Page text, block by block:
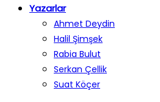
Yazarlar
Ahmet Deydin
Halil Şimşek
Rabia Bulut
Serkan Çellik
Suat Köçer